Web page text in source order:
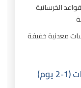
الخرسانية
معدنية خفيفة